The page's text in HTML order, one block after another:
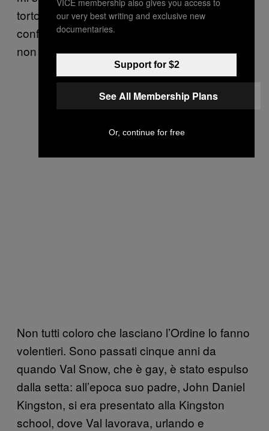
torto non reagisco, perché voglio evitare i
conflitti,” continua. “Mi sento sempre come se
non fossi mai abbastanza”.
Non tutti coloro che lasciano l’Ordine lo fanno
volentieri. Sono passati cinque anni da
quando Val Snow, che è gay, è stato espulso
dalla setta: all’epoca suo padre, John Daniel
Kingston, si era presentato alla Kingston
school, dove Val lavorava, urlando e
our very best writing and exclusive new
documentaries.
Support for $2
See All Membership Plans
Or, continue for free